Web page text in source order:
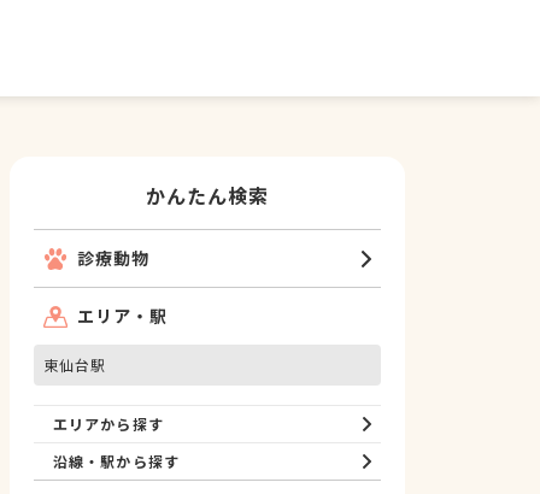
かんたん検索
診療動物
エリア・駅
東仙台駅
エリアから探す
沿線・駅から探す